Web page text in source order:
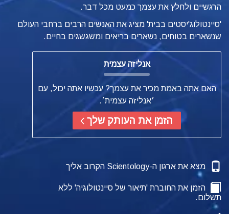
הרגשיים ולחלץ את עצמך כמעט מכל דבר.
'סיינטולוג'יסטים בבית' מציג את האנשים הרבים ברחבי העולם
שנשארים בטוחים, נשארים בריאים ומשגשגים בחיים.
אנליזה עצמית
האם אתה באמת מכיר את עצמך? עכשיו אתה יכול, עם
׳אנליזה עצמית׳.
הזמן את העותק שלך
מצא את ארגון ה-Scientology הקרוב אליך
הזמן את החוברת 'תיאור של סיינטולוגיה' ללא
תשלום.